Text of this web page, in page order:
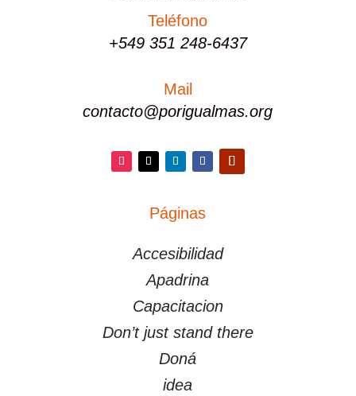
Teléfono
+549 351 248-6437
Mail
contacto@porigualmas.org
Facebook
Páginas
Accesibilidad
Apadrina
Capacitacion
Don’t just stand there
Doná
idea